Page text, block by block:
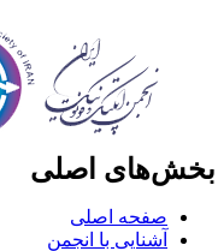
اصلی
صفحه اصلی
آشنایی با انجمن